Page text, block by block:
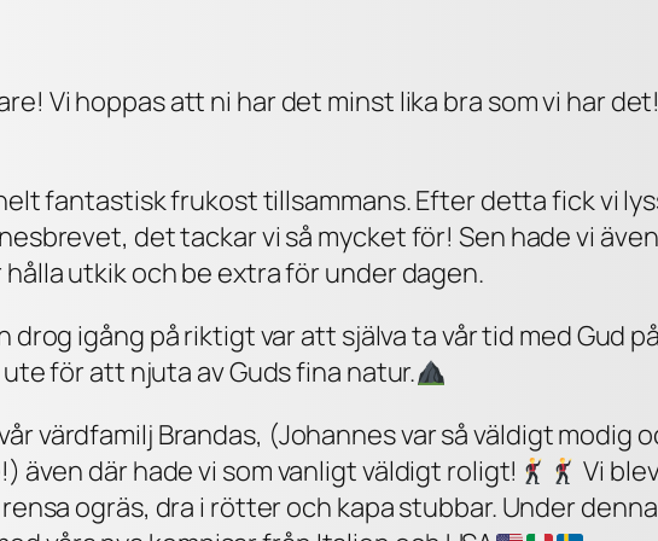
Vi hoppas att ni har det minst lika bra som vi har
fantastisk frukost tillsammans. Efter detta fick vi
det tackar vi så mycket för! Sen hade vi
utkik och be extra för under dagen.
drog igång på riktigt var att själva ta vår tid med Gud
för att njuta av Guds fina natur.
värdfamilj Brandas, (Johannes var så väldigt modig
även där hade vi som vanligt väldigt roligt!
Vi
ogräs, dra i rötter och kapa stubbar. Under